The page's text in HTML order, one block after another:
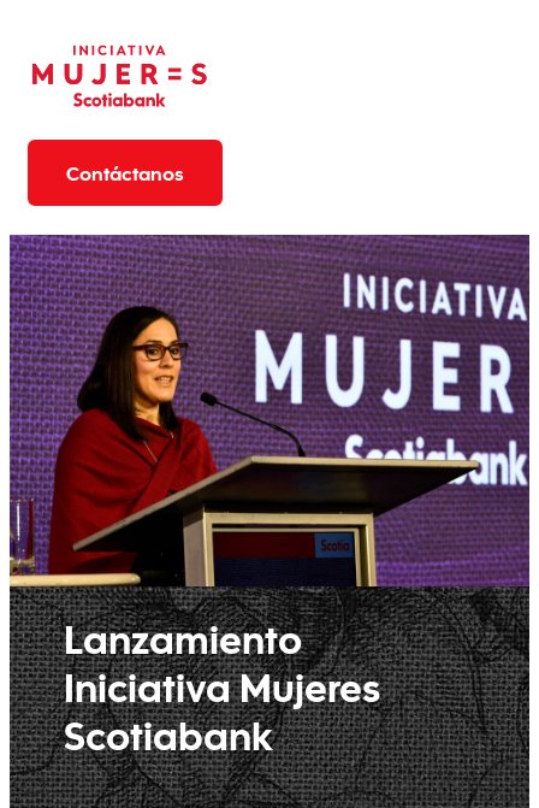
Contáctanos
Lanzamiento
Iniciativa Mujeres
Scotiabank